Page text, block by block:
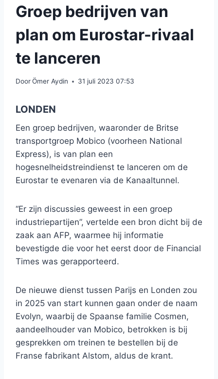
Groep bedrijven van
plan om Eurostar-rivaal
te lanceren
DoorÖmer Aydin 31 juli 2023 07:53
LONDEN
Een groep bedrijven, waaronder de Britse
transportgroep Mobico (voorheen National
Express), is van plan een
hogesnelheidstreindienst te lanceren om de
Eurostar te evenaren via de Kanaaltunnel.
“Er zijn discussies geweest in een groep
industriepartijen”, vertelde een bron dicht bij de
zaak aan AFP, waarmee hij informatie
bevestigde die voor het eerst door de Financial
Times was gerapporteerd.
De nieuwe dienst tussen Parijs en Londen zou
in 2025 van start kunnen gaan onder de naam
Evolyn, waarbij de Spaanse familie Cosmen,
aandeelhouder van Mobico, betrokken is bij
gesprekken om treinen te bestellen bij de
Franse fabrikant Alstom, aldus de krant.